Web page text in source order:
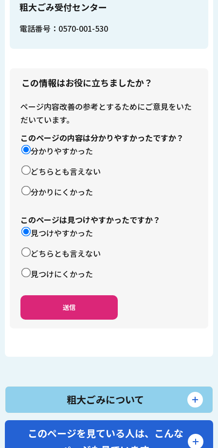
粗大ごみ受付センター
電話番号：0570-001-530
この情報はお役に立ちましたか？
ページ内容改善の参考とするためにご意見をいた
だいています。
このページの内容は分かりやすかったですか？
分かりやすかった
どちらとも言えない
分かりにくかった
このページは見つけやすかったですか？
見つけやすかった
どちらとも言えない
見つけにくかった
粗大ごみについて
このページを見ている人は、 こんな